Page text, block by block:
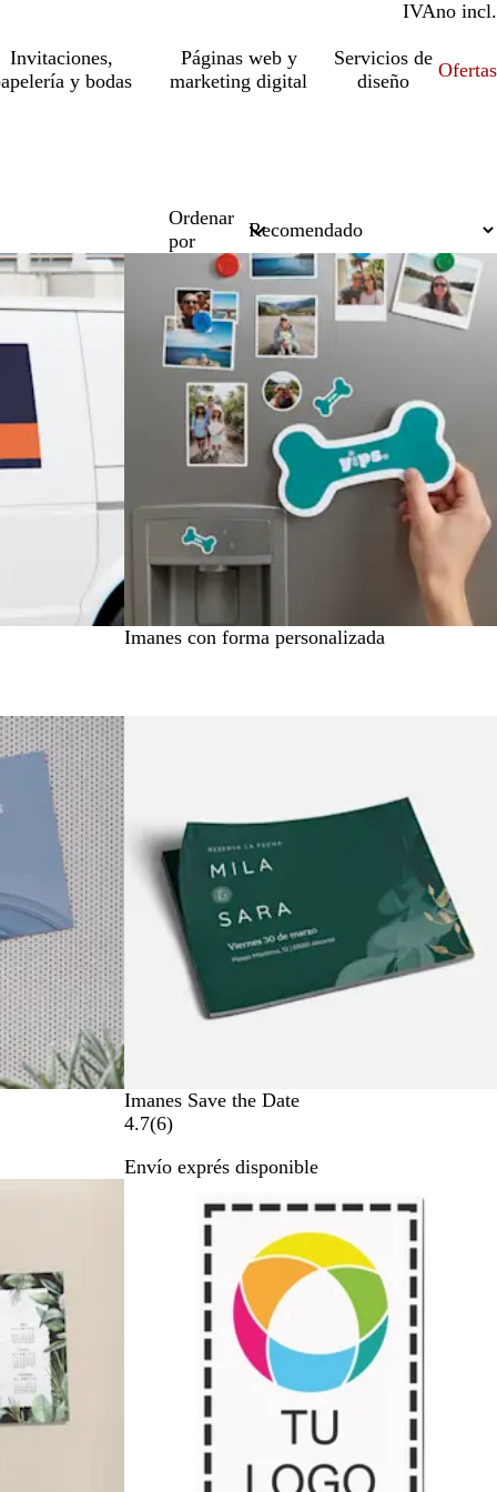
IVAincl.
no incl.
Invitaciones,
y bodas
Páginas web y
marketing digital
Servicios de
diseño
Ofertas
Ordenar
por
Lo más vendido
Imanes con forma personalizada
Imanes Save the Date
4.7(66
e
)
Envío exprés disponible